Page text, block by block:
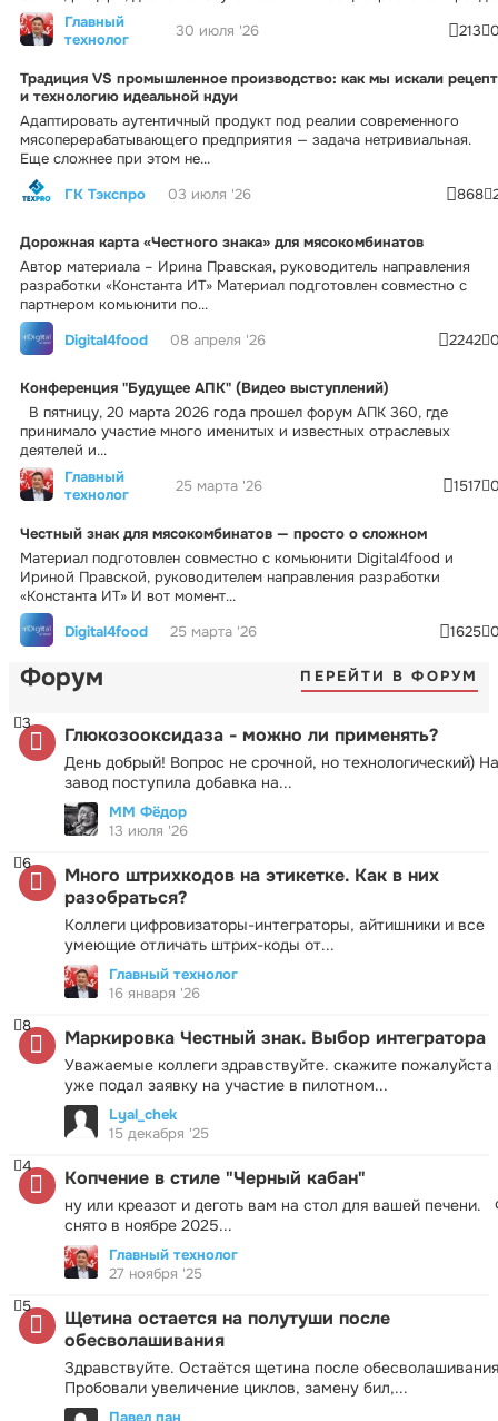
Главный
технолог
30 июля '26 213
Традиция VS промышленное производство: как мы искали рецепт
и технологию идеальной ндуи
Адаптировать аутентичный продукт под реалии современного
мясоперерабатывающего предприятия — задача нетривиальная.
Еще сложнее при этом не...
ГК Тэкспро
03 июля '26 868
Дорожная карта «Честного знака» для мясокомбинатов
Автор материала – Ирина Правская, руководитель направления
разработки «Константа ИТ» Материал подготовлен совместно с
партнером комьюнити по...
Digital4food
08 апреля '26 2242
Конференция "Будущее АПК" (Видео выступлений)
В пятницу, 20 марта 2026 года прошел форум АПК 360, где
принимало участие много именитых и известных отраслевых
деятелей и...
Главный
технолог
25 марта '26 1517
Честный знак для мясокомбинатов — просто о сложном
Материал подготовлен совместно с комьюнити Digital4food и
Ириной Правской, руководителем направления разработки
«Константа ИТ» И вот момент...
Digital4food
25 марта '26 1625
Форум ПЕРЕЙТИ В ФОРУМ
Глюкозооксидаза - можно ли применять?
День добрый! Вопрос не срочной, но технологический) На
завод поступила добавка на...
3
ММ Фёдор
13 июля '26
Много штрихкодов на этикетке. Как в них
разобраться?
Коллеги цифровизаторы-интеграторы, айтишники и все
умеющие отличать штрих-коды от...
6
Главный технолог
16 января '26
Маркировка Честный знак. Выбор интегратора
Уважаемые коллеги здравствуйте. скажите пожалуйста
уже подал заявку на участие в пилотном...
8
Lyal_chek
15 декабря '25
Копчение в стиле "Черный кабан"
ну или креазот и деготь вам на стол для вашей печени.
снято в ноябре 2025...
4
Главный технолог
27 ноября '25
Щетина остается на полутуши после
обесволашивания
Здравствуйте. Остаётся щетина после
Пробовали увеличение циклов, замену бил,...
5
Павел пан